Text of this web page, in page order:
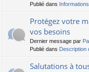
Publié dans
Protégez votre
vos besoins
Dernier message par
Publié dans Description
Salutations à